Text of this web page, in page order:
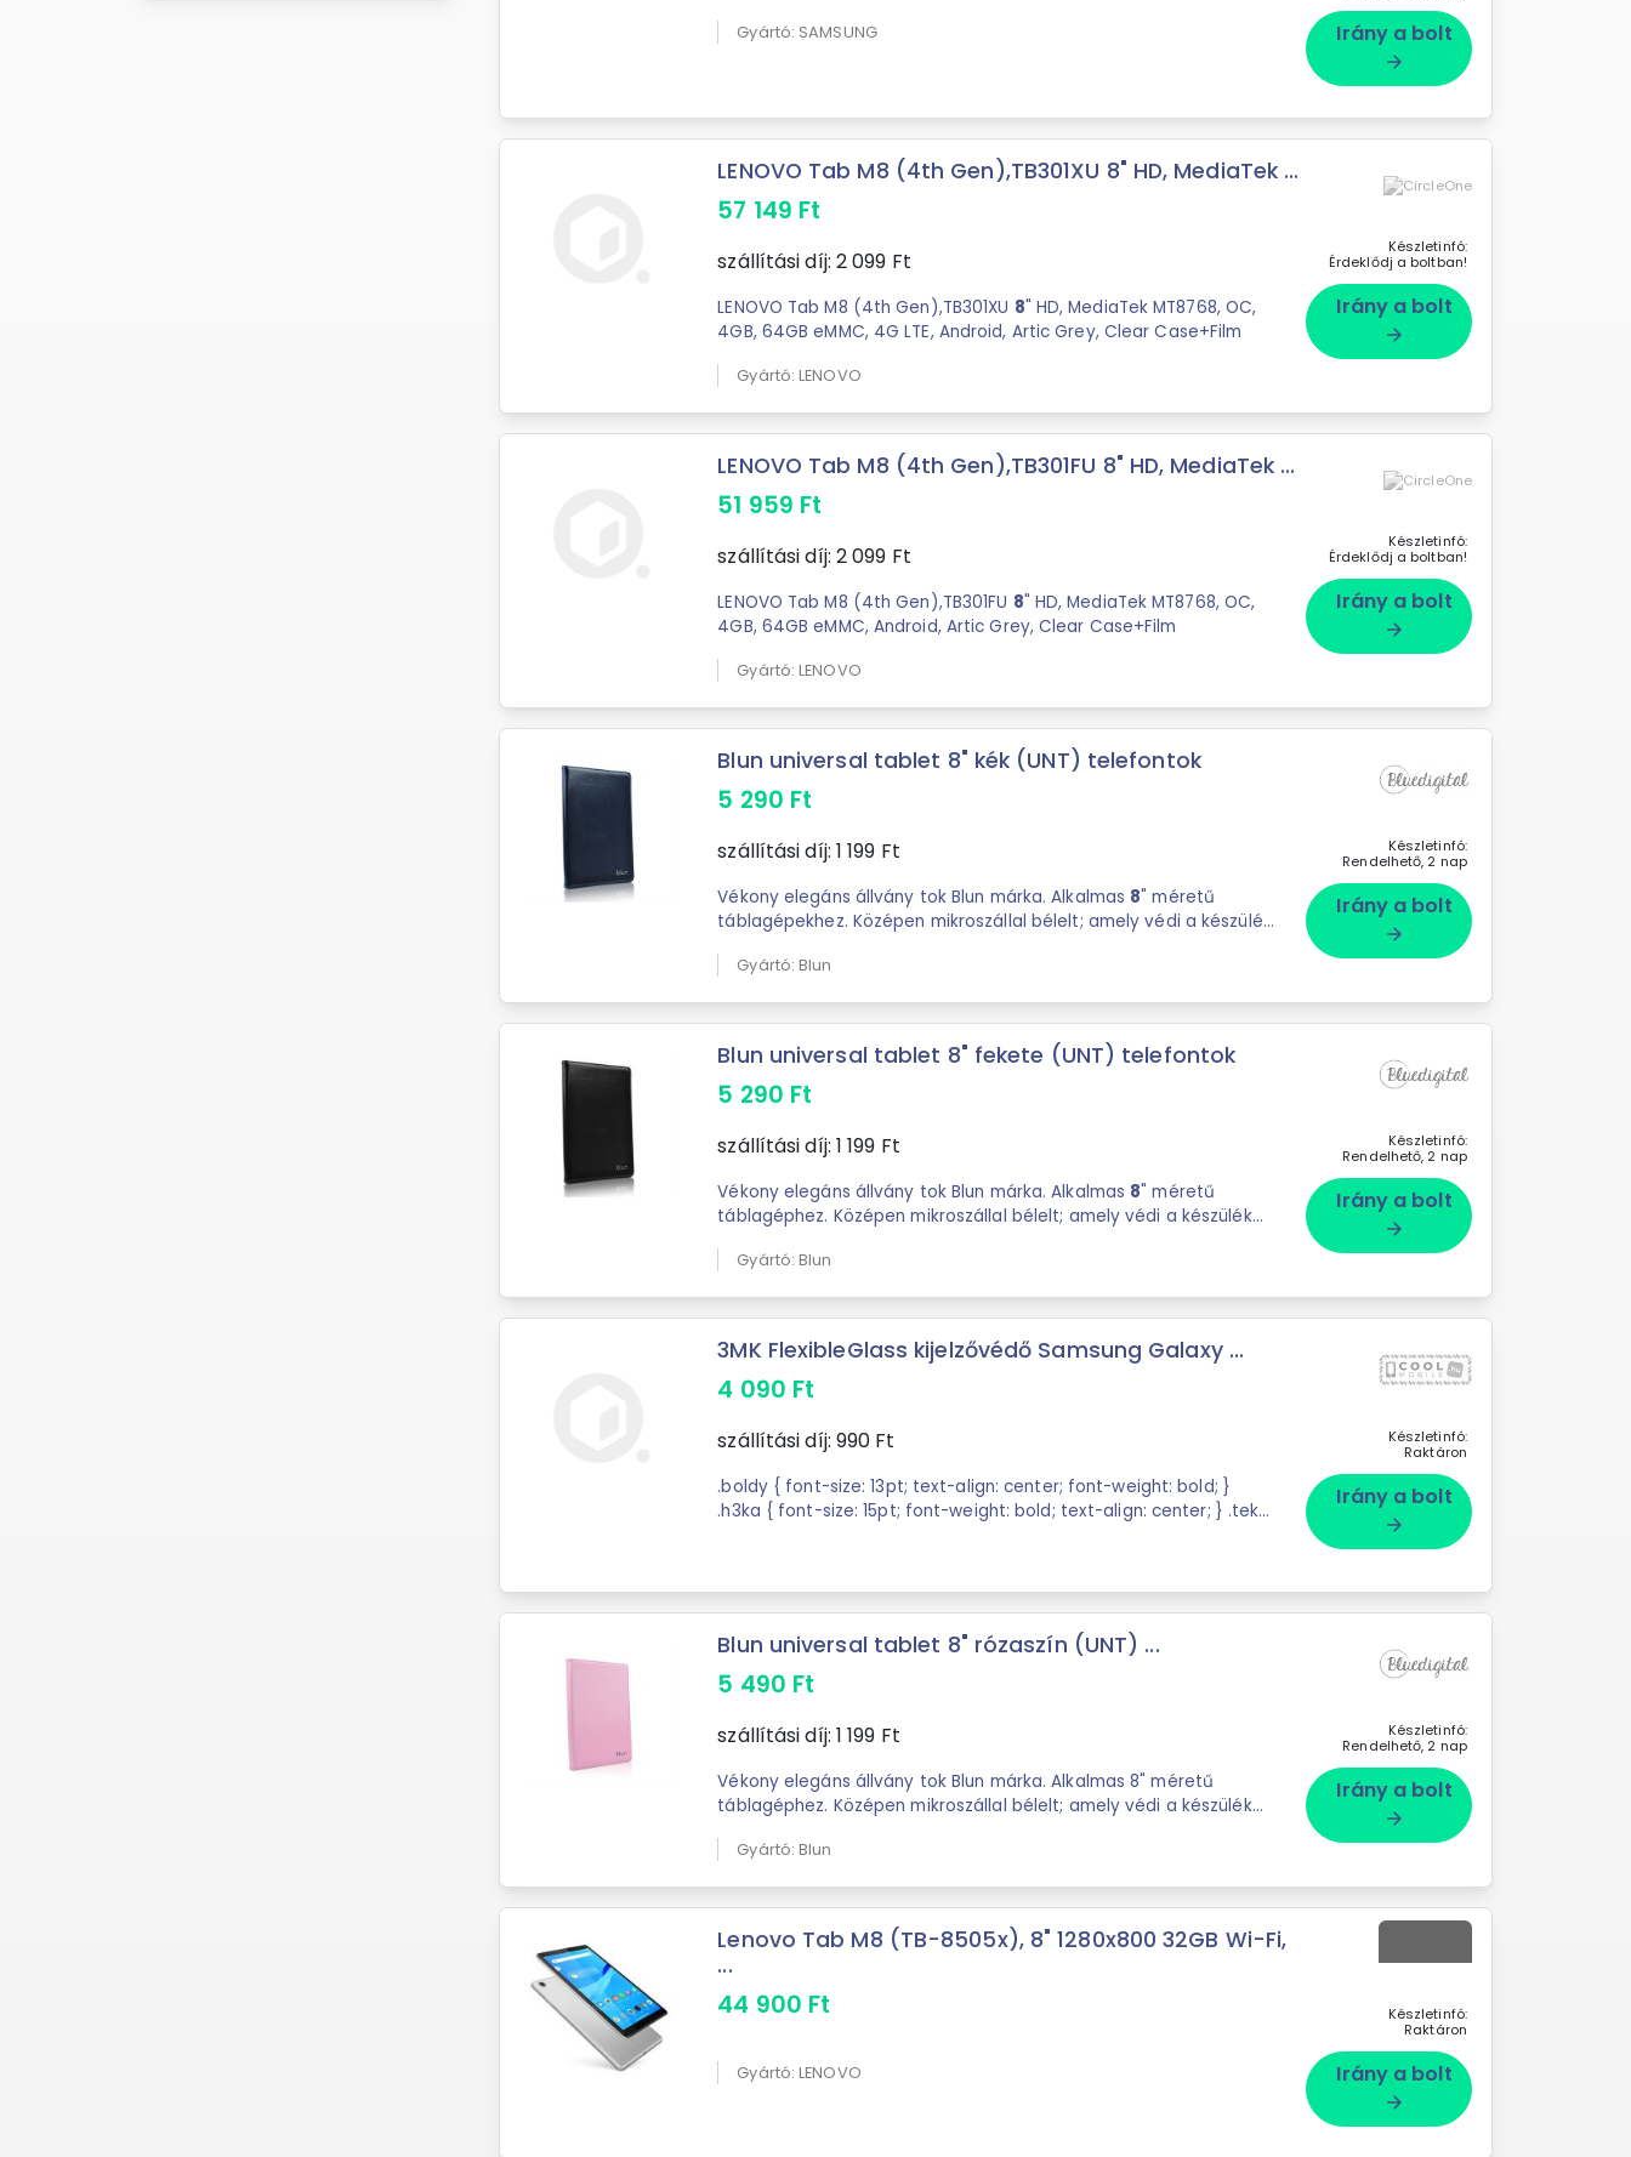
Gyártó: SAMSUNG Irány a bolt
arrow_forward
LENOVO Tab M8 (4th Gen),TB301XU 8" HD, MediaTek ...
57 149 Ft
szállítási díj: 2 099 Ft
LENOVO Tab M8 (4th Gen),TB301XU 8" HD, MediaTek MT8768, OC,
4GB, 64GB eMMC, 4G LTE, Android, Artic Grey, Clear Case+Film
Gyártó: LENOVO
Készletinfó:
Érdeklődj a boltban!
Irány a bolt
arrow_forward
LENOVO Tab M8 (4th Gen),TB301FU 8" HD, MediaTek ...
51 959 Ft
szállítási díj: 2 099 Ft
LENOVO Tab M8 (4th Gen),TB301FU 8" HD, MediaTek MT8768, OC,
4GB, 64GB eMMC, Android, Artic Grey, Clear Case+Film
Gyártó: LENOVO
Készletinfó:
Érdeklődj a boltban!
Irány a bolt
arrow_forward
Blun universal tablet 8" kék (UNT) telefontok
5 290 Ft
szállítási díj: 1 199 Ft
Vékony elegáns állvány tok Blun márka. Alkalmas 8" méretű
táblagépekhez. Középen mikroszállal bélelt; amely védi a készülék
Gyártó: Blun
Készletinfó:
Rendelhető, 2 nap
Irány a bolt
arrow_forward
Blun universal tablet 8" fekete (UNT) telefontok
5 290 Ft
szállítási díj: 1 199 Ft
Vékony elegáns állvány tok Blun márka. Alkalmas 8" méretű
táblagéphez. Középen mikroszállal bélelt; amely védi a készülék
Gyártó: Blun
Készletinfó:
Rendelhető, 2 nap
Irány a bolt
arrow_forward
3MK FlexibleGlass kijelzővédő Samsung Galaxy ...
4 090 Ft
szállítási díj: 990 Ft
.boldy { font-size: 13pt; text-align: center; font-weight: bold; }
.h3ka { font-size: 15pt; font-weight: bold; text-align: center; } .tekst
Készletinfó:
Raktáron
Irány a bolt
arrow_forward
Blun universal tablet 8" rózaszín (UNT) ...
5 490 Ft
szállítási díj: 1 199 Ft
Vékony elegáns állvány tok Blun márka. Alkalmas 8" méretű
táblagéphez. Középen mikroszállal bélelt; amely védi a készülék
Gyártó: Blun
Készletinfó:
Rendelhető, 2 nap
Irány a bolt
arrow_forward
Lenovo Tab M8 (TB-8505x), 8" 1280x800 32GB Wi-Fi,
...
44 900 Ft
Gyártó: LENOVO
Készletinfó:
Raktáron
Irány a bolt
arrow_forward